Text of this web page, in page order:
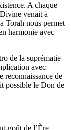
A chaque
venait à
Torah nous permet
harmonie avec
de la suprématie
avec
reconnaissance de
possible le Don de